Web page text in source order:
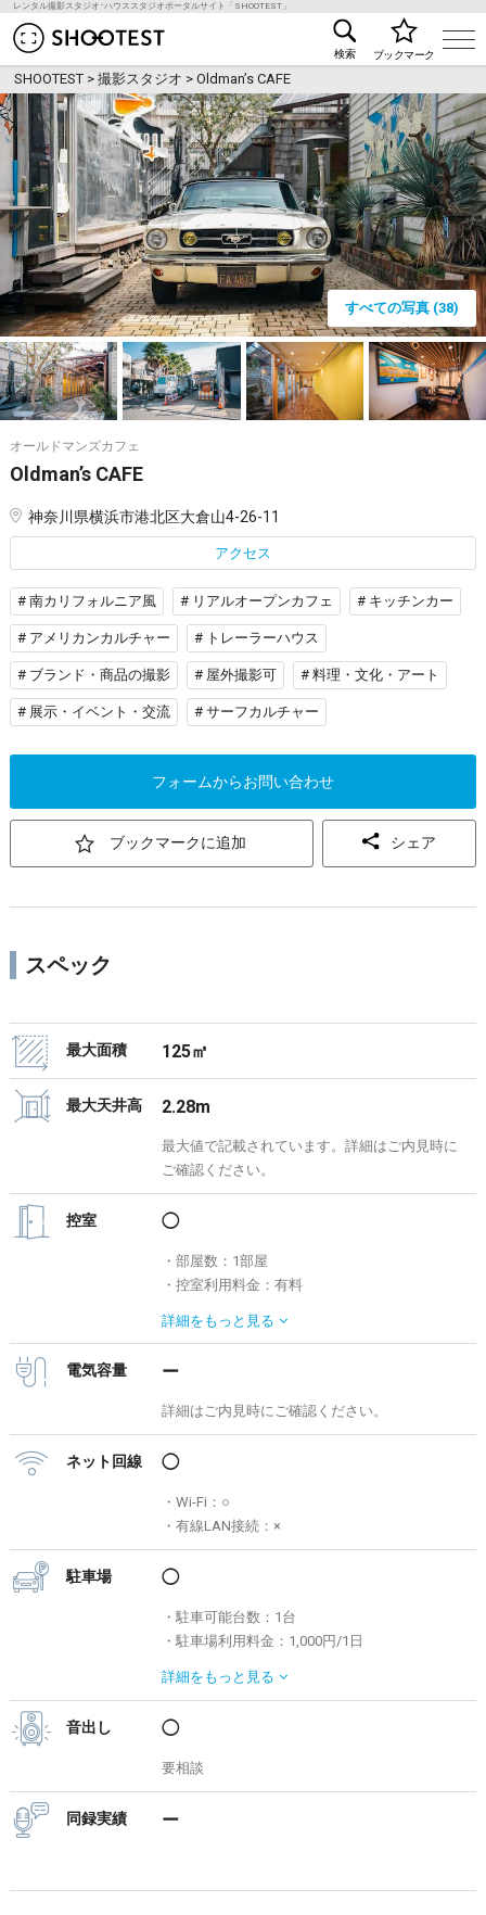
レンタル撮影スタジオ･ハウススタジオポータルサイト「SHOOTEST」
レンタル撮影スタジオ･ハウススタジオ検索の
検索 ブックマーク
SHOOTEST >撮影スタジオ >Oldman’s CAFE
すべての写真 (38)
オールドマンズカフェ
Oldman’s CAFE
神奈川県横浜市港北区大倉山4-26-11
アクセス
# 南カリフォルニア風 # リアルオープンカフェ # キッチンカー
# アメリカンカルチャー # トレーラーハウス
# ブランド・商品の撮影 # 屋外撮影可 # 料理・文化・アート
# 展示・イベント・交流 # サーフカルチャー
フォームからお問い合わせ
ブックマークに追加 シェア
スペック
最大面積 125㎡
最大天井高 2.28m
最大値で記載されています。詳細はご内見時に
ご確認ください。
控室 ◯
・部屋数：1部屋
・控室利用料金：有料
詳細を もっと見る
電気容量 ー
詳細はご内見時にご確認ください。
ネット回線 ◯
・Wi-Fi：○
・有線LAN接続：×
駐車場 ◯
・駐車可能台数：1台
・駐車場利用料金：1,000円/1日
詳細を もっと見る
音出し ◯
要相談
同録実績 ー